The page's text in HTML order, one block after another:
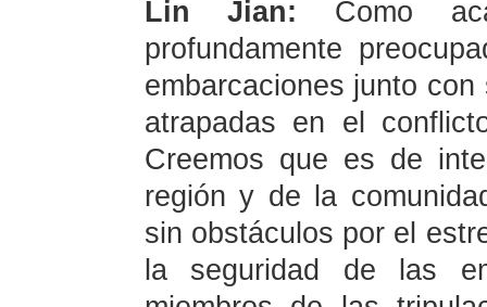
Lin Jian: Como
profundamente
embarcaciones junto
atrapadas en el
Creemos que es de
región y de la
sin obstáculos por el
la seguridad de las